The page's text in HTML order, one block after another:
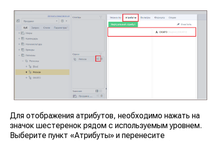
Для отображения атрибутов, необходимо нажать на
значок шестеренок рядом с используемым уровнем.
Выберите пункт «Атрибуты» и перенесите